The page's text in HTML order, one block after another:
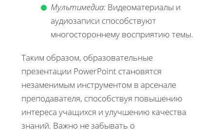
Мультимедиа: Видеоматериалы и
аудиозаписи способствуют
многостороннему восприятию темы.
Таким образом, образовательные
презентации PowerPoint становятся
незаменимым инструментом в арсенале
преподавателя, способствуя повышению
интереса учащихся и улучшению качества
знаний. Важно не забывать о